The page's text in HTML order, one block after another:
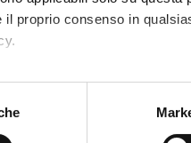
proprio consenso in
di qualche metro,
dei